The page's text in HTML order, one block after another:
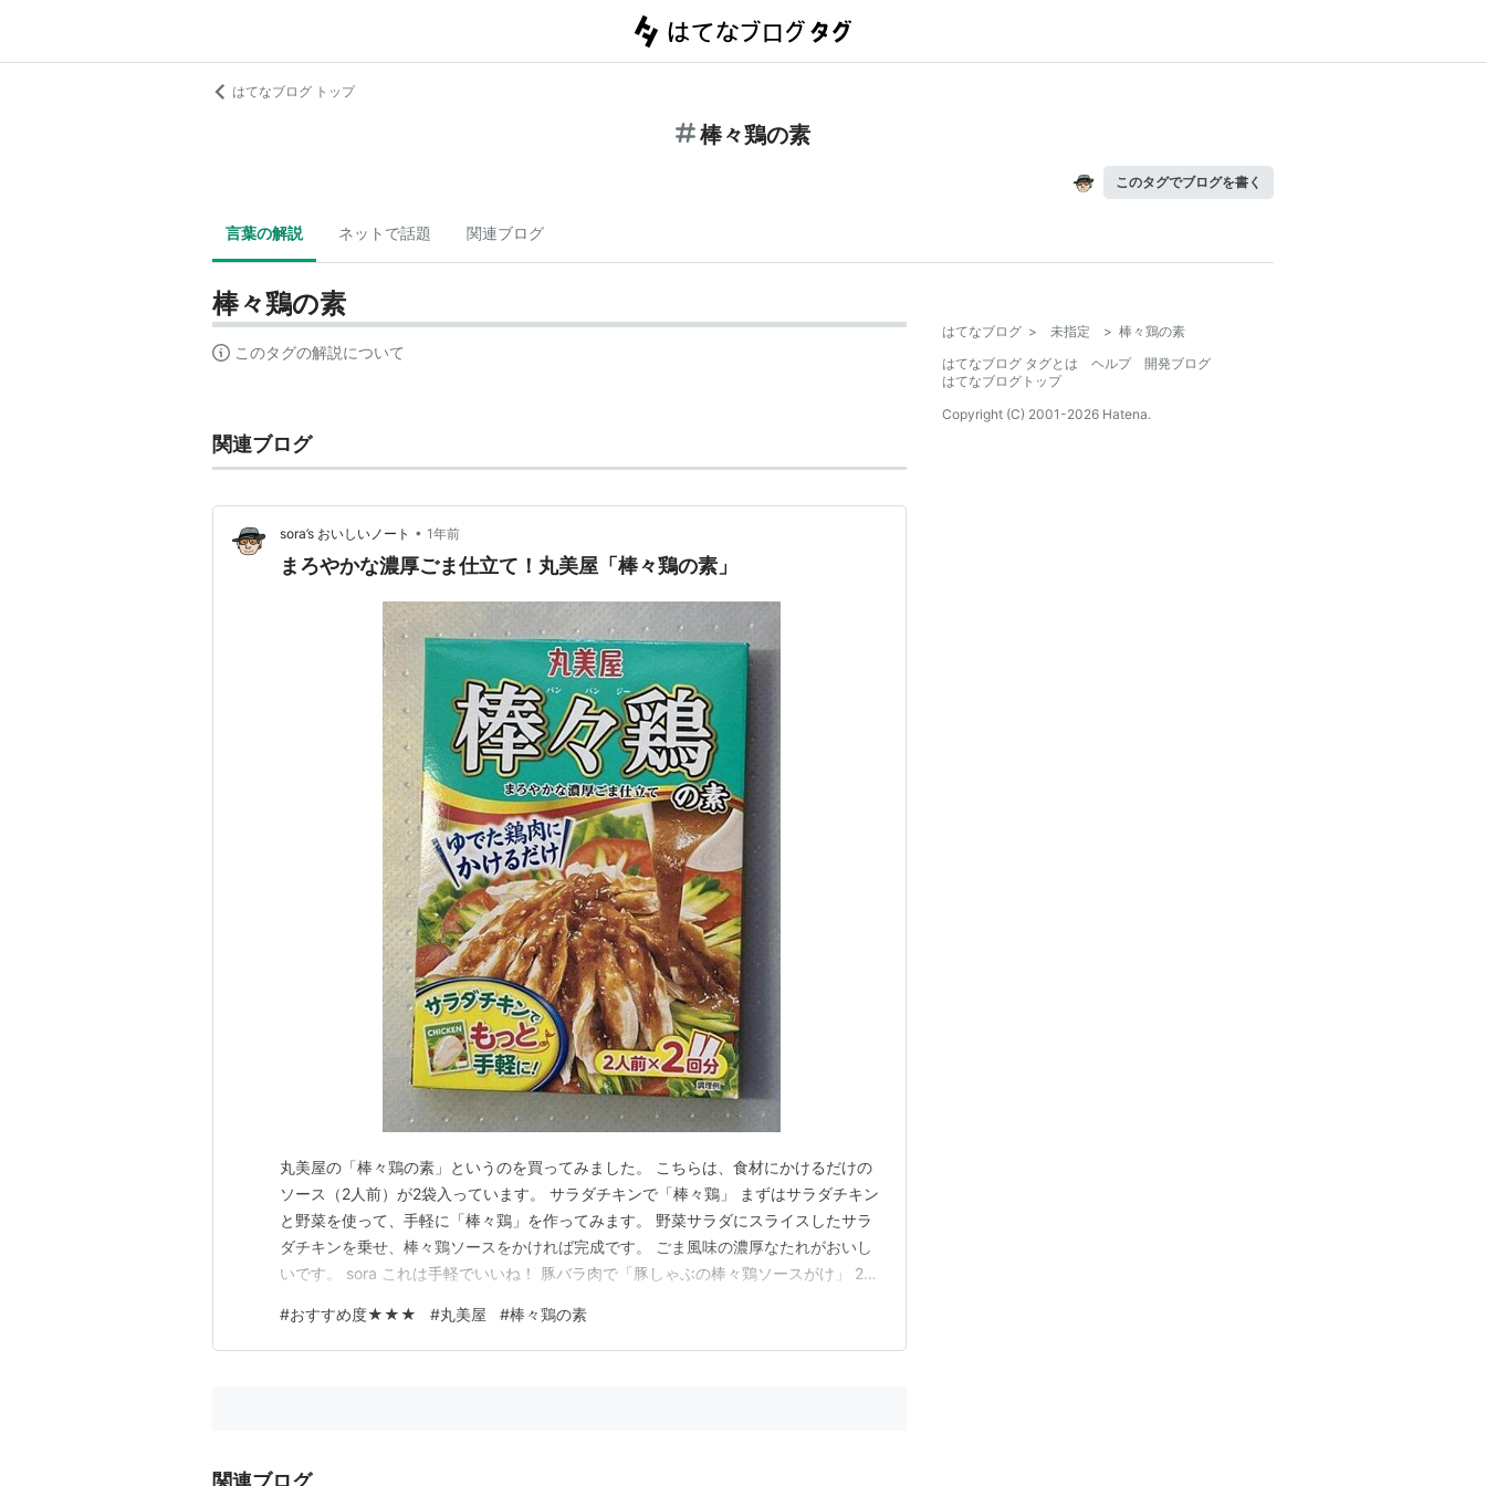
はてなブログ トップ
棒々鶏の素
このタグでブログを書く
言葉の解説 ネットで話題 関連ブログ
棒々鶏の素
このタグの解説について
関連ブログ
sora’s おいしいノート • 1年前
まろやかな濃厚ごま仕立て！丸美屋「棒々鶏の素」
丸美屋の「棒々鶏の素」というのを買ってみました。 こちらは、食材にかけるだけの
ソース（2人前）が2袋入っています。 サラダチキンで「棒々鶏」 まずはサラダチキン
と野菜を使って、手軽に「棒々鶏」を作ってみます。 野菜サラダにスライスしたサラ
ダチキンを乗せ、棒々鶏ソースをかければ完成です。 ごま風味の濃厚なたれがおいし
いです。 sora これは手軽でいいね！ 豚バラ肉で「豚しゃぶの棒々鶏ソースがけ」 2回
がけ」を作ります。 豚肉を茹でてから冷水で冷やし、野菜サラダに乗せて棒々鶏ソー
スをかければ完成です。 豚バラ肉にも棒々…
#おすすめ度★★★ #丸美屋 #棒々鶏の素
関連ブログ
はてなブログ > 未指定 > 棒々鶏の素
はてなブログ タグとは
ヘルプ
開発ブログ
はてなブログトップ
Copyright (C) 2001-2026 Hatena.